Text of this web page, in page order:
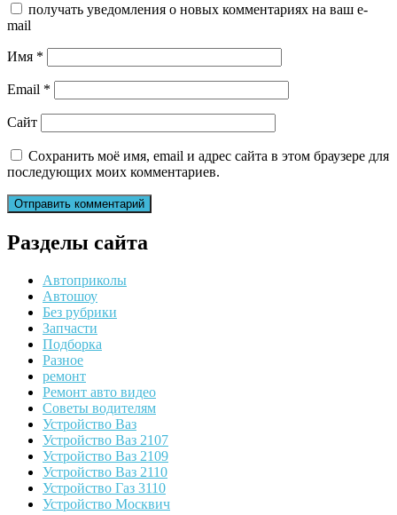
получать уведомления о новых комментариях на ваш e-
mail
Имя *
Email *
Сайт
Сохранить моё имя, email и адрес сайта в этом браузере для
последующих моих комментариев.
Разделы сайта
Автоприколы
Автошоу
Без рубрики
Запчасти
Подборка
Разное
ремонт
Ремонт авто видео
Советы водителям
Устройство Ваз
Устройство Ваз 2107
Устройство Ваз 2109
Устройство Ваз 2110
Устройство Газ 3110
Устройство Москвич